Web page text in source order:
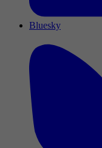
Bluesky